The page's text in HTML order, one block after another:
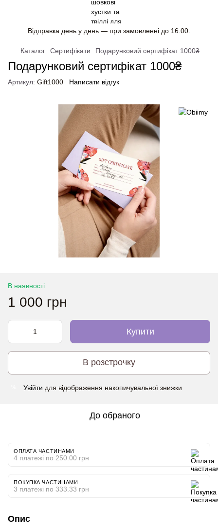
Відправка день у день — при замовленні до 16:00.
Каталог Сертифікати Подарунковий сертифікат 1000₴
Подарунковий сертифікат 1000₴
Артикул: Gift1000 Написати відгук
В наявності
1 000 грн
Купити
В розстрочку
Увійти для відображення накопичувальної знижки
До обраного
ОПЛАТА ЧАСТИНАМИ
4 платежі по 250.00 грн
ПОКУПКА ЧАСТИНАМИ
3 платежі по 333.33 грн
Опис